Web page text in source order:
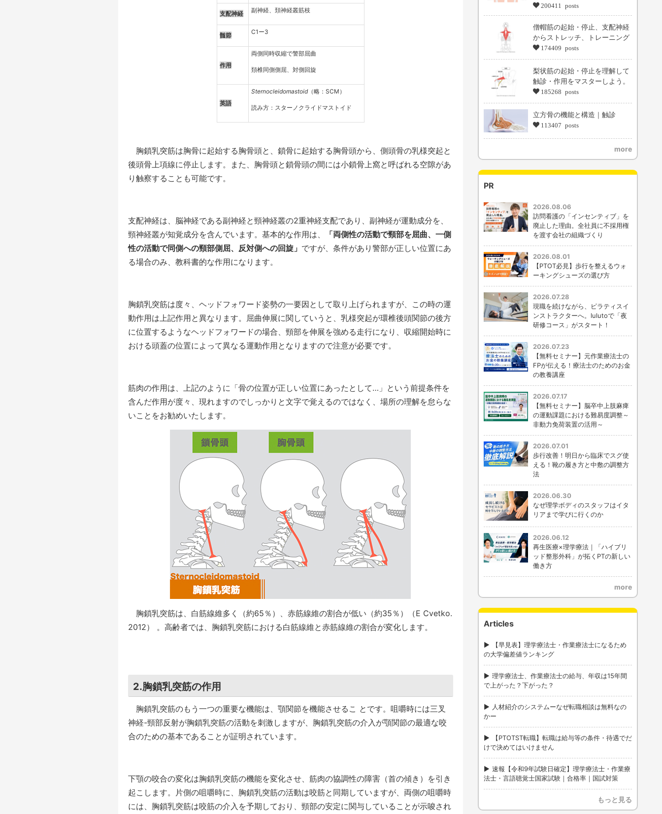
支配神経 副神経、頚神経叢筋枝
髄節 C1ー3
作用
両側同時収縮で警部屈曲
頚椎同側側屈、対側回旋
英語
Sternocleidomastoid（略：SCM）
読み方：スターノクライドマストイド
胸鎖乳突筋は胸骨に起始する胸骨頭と、鎖骨に起始する胸骨頭から、側頭骨の乳様突起と
後頭骨上項線に停止します。また、胸骨頭と鎖骨頭の間には小鎖骨上窩と呼ばれる空隙があ
り触察することも可能です。
支配神経は、脳神経である副神経と頸神経叢の2重神経支配であり、副神経が運動成分を、
頸神経叢が知覚成分を含んでいます。基本的な作用は、
「両側性の活動で頸部を屈曲、一側
性の活動で同側への頸部側屈、反対側への回旋」 ですが、条件があり警部が正しい位置にあ
る場合のみ、教科書的な作用になります。
胸鎖乳突筋は度々、ヘッドフォワード姿勢の一要因として取り上げられますが、この時の運
動作用は上記作用と異なります。屈曲伸展に関していうと、乳様突起が環椎後頭関節の後方
に位置するようなヘッドフォワードの場合、頸部を伸展を強める走行になり、収縮開始時に
おける頭蓋の位置によって異なる運動作用となりますので注意が必要です。
筋肉の作用は、上記のように「骨の位置が正しい位置にあったとして…」という前提条件を
含んだ作用が度々、現れますのでしっかりと文字で覚えるのではなく、場所の理解を怠らな
いことをお勧めいたします。
胸鎖乳突筋は、白筋線維多く（約65％）、赤筋線維の割合が低い（約35％）（E Cvetko.
2012） 。高齢者では、胸鎖乳突筋における白筋線維と赤筋線維の割合が変化します。
2.胸鎖乳突筋の作用
胸鎖乳突筋のもう一つの重要な機能は、顎関節を機能させるこ とです。咀嚼時には三叉
神経-頸部反射が胸鎖乳突筋の活動を刺激しますが、胸鎖乳突筋の介入が顎関節の最適な咬
合のための基本であることが証明されています。
下顎の咬合の変化は胸鎖乳突筋の機能を変化させ、筋肉の協調性の障害（首の傾き）を引き
起こします。片側の咀嚼時に、胸鎖乳突筋の活動は咬筋と同期していますが、両側の咀嚼時
には、胸鎖乳突筋は咬筋の介入を予期しており、頸部の安定に関与していることが示唆され
200411 posts
僧帽筋の起始・停止、支配神経
からストレッチ、トレーニング
174409 posts
梨状筋の起始・停止を理解して
触診・作用をマスターしよう。
185268 posts
立方骨の機能と構造｜触診
113407 posts
more
PR
2026.08.06
訪問看護の「インセンティブ」を
廃止した理由。全社員に不採用権
を渡す会社の組織づくり
2026.08.01
【PTOT必見】歩行を整えるウォ
ーキングシューズの選び方
2026.07.28
現職を続けながら、ピラティスイ
ンストラクターへ。lulutoで「夜
研修コース」がスタート！
2026.07.23
【無料セミナー】元作業療法士の
FPが伝える！療法士のためのお金
の教養講座
2026.07.17
【無料セミナー】脳卒中上肢麻痺
の運動課題における難易度調整～
非動力免荷装置の活用～
2026.07.01
歩行改善！明日から臨床でスグ使
える！靴の履き方と中敷の調整方
法
2026.06.30
なぜ理学ボディのスタッフはイタ
リアまで学びに行くのか
2026.06.12
再生医療×理学療法｜「ハイブリ
ッド整形外科」が拓くPTの新しい
働き方
more
Articles
【早見表】理学療法士・作業療法士になるため
の大学偏差値ランキング
理学療法士、作業療法士の給与、年収は15年間
で上がった？下がった？
人材紹介のシステムーなぜ転職相談は無料なの
かー
【PTOTST転職】転職は給与等の条件・待遇でだ
けで決めてはいけません
速報【令和9年試験日確定】理学療法士・作業療
法士・言語聴覚士国家試験｜合格率｜国試対策
もっと見る